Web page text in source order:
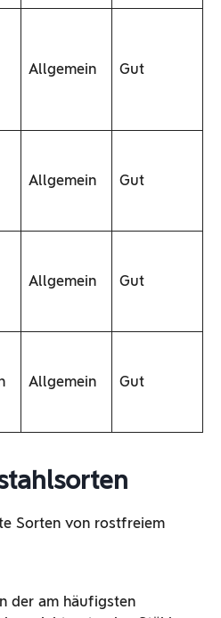
Allgemein Gut
Allgemein Gut
Allgemein Gut
Allgemein Gut
Sorten von rostfreiem
der am häufigsten